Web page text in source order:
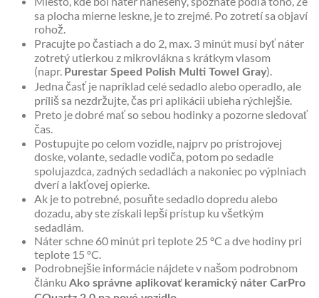
sa plocha mierne leskne, je to zrejmé. Po zotretí sa objaví
rohož.
Pracujte po častiach a do 2, max. 3 minút musí byť náter
zotretý utierkou z mikrovlákna s krátkym vlasom
(napr. Purestar Speed Polish Multi Towel Gray).
Jedna časť je napríklad celé sedadlo alebo operadlo, ale
príliš sa nezdržujte, čas pri aplikácii ubieha rýchlejšie.
Preto je dobré mať so sebou hodinky a pozorne sledovať
čas.
Postupujte po celom vozidle, najprv po prístrojovej
doske, volante, sedadle vodiča, potom po sedadle
spolujazdca, zadných sedadlách a nakoniec po výplniach
dverí a lakťovej opierke.
Ak je to potrebné, posuňte sedadlo dopredu alebo
dozadu, aby ste získali lepší prístup ku všetkým
sedadlám.
Náter schne 60 minút pri teplote 25 ºC a dve hodiny pri
teplote 15 ºC.
Podrobnejšie informácie nájdete v našom podrobnom
článku Ako správne aplikovať keramický náter CarPro